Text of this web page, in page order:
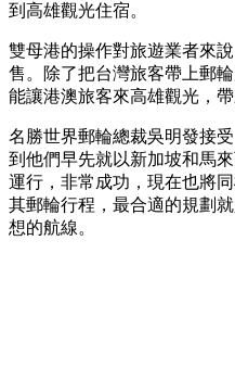
到高雄觀光住宿。
雙母港的操作對旅遊業者來
售。除了把台灣旅客帶上郵
能讓港澳旅客來高雄觀光，
名勝世界郵輪總裁吳明發接
到他們早先就以新加坡和馬
運行，非常成功，現在也將
其郵輪行程，最合適的規劃
想的航線。